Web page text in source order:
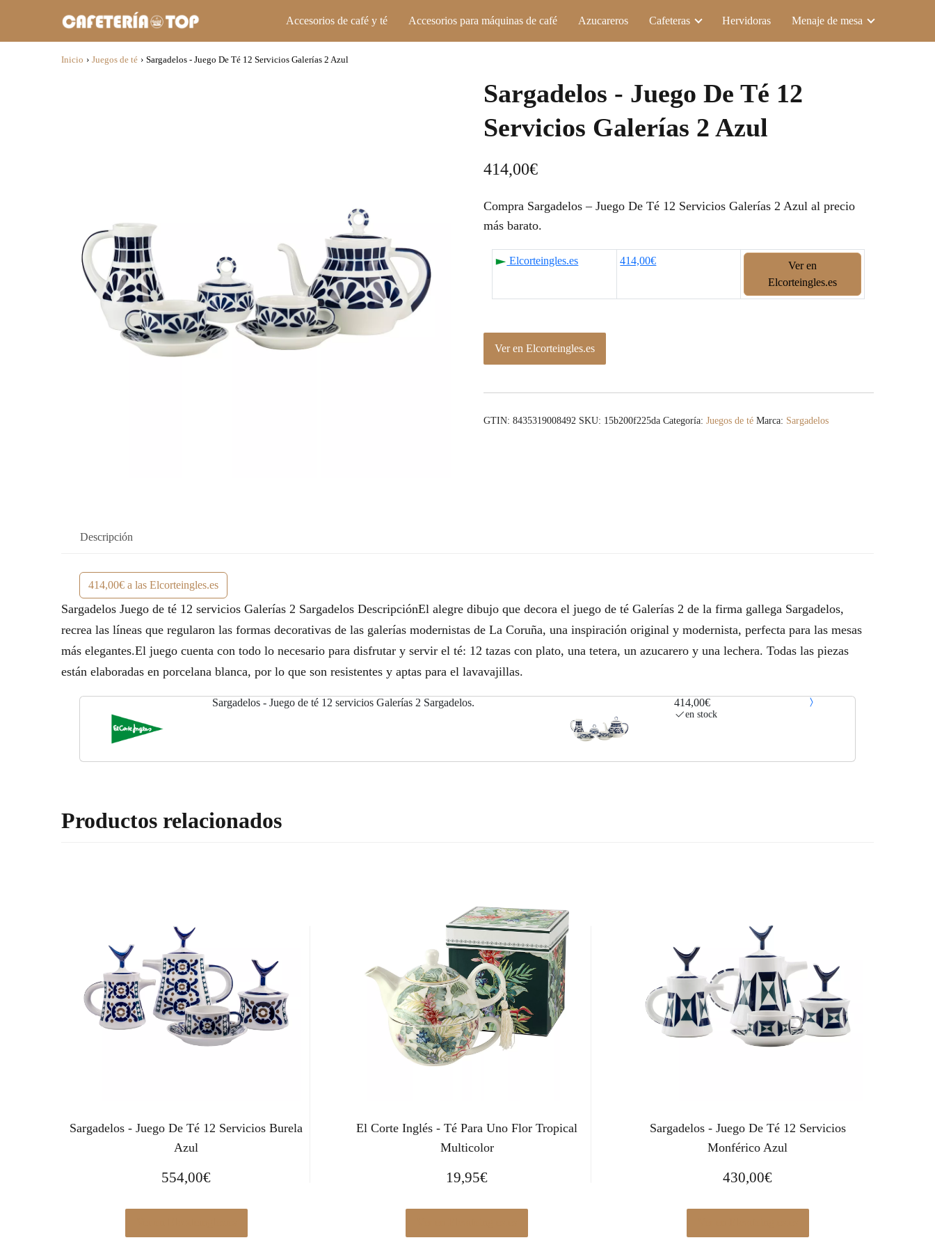
Accesorios de café y té Accesorios para máquinas de café Azucareros Cafeteras Hervidoras Menaje de mesa
Inicio › Juegos de té › Sargadelos - Juego De Té 12 Servicios Galerías 2 Azul
Sargadelos - Juego De Té 12
Servicios Galerías 2 Azul
414,00€
Compra Sargadelos – Juego De Té 12 Servicios Galerías 2 Azul al precio
más barato.
Elcorteingles.es 414,00€
Ver en
Elcorteingles.es
Ver en Elcorteingles.es
GTIN: 8435319008492 SKU: 15b200f225da Categoría:Juegos de té Marca: Sargadelos
Descripción
414,00€ a las Elcorteingles.es
Sargadelos Juego de té 12 servicios Galerías 2 Sargadelos DescripciónEl alegre dibujo que decora el juego de té Galerías 2 de la firma gallega Sargadelos,
recrea las líneas que regularon las formas decorativas de las galerías modernistas de La Coruña, una inspiración original y modernista, perfecta para las mesas
más elegantes.El juego cuenta con todo lo necesario para disfrutar y servir el té: 12 tazas con plato, una tetera, un azucarero y una lechera. Todas las piezas
están elaboradas en porcelana blanca, por lo que son resistentes y aptas para el lavavajillas.
Sargadelos - Juego de té 12 servicios Galerías 2 Sargadelos. 414,00€
en stock
Productos relacionados
Sargadelos - Juego De Té 12 Servicios Burela
Azul
554,00€
El Corte Inglés - Té Para Uno Flor Tropical
Multicolor
19,95€
Sargadelos - Juego De Té 12 Servicios
Monférico Azul
430,00€